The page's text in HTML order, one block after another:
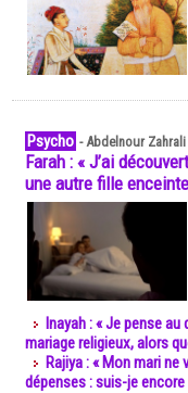
Psycho -Abdelnour Zahrali
Farah : « J’ai
une autre fille
Inayah : « Je pense
mariage religieux, alors
Rajiya : « Mon mari
dépenses : suis-je encore